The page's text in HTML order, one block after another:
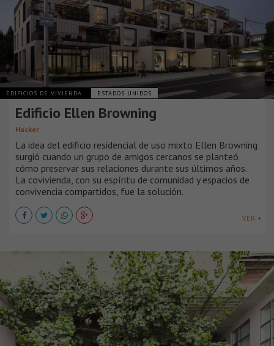
EDIFICIOS DE VIVIENDA ESTADOS UNIDOS
Edificio Ellen Browning
Hacker
La idea del edificio residencial de uso mixto Ellen Browning
surgió cuando un grupo de amigos cercanos se planteó
cómo preservar sus relaciones durante sus últimos años.
La covivienda, con su espíritu de comunidad y espacios de
convivencia compartidos, fue la solución.
VER +